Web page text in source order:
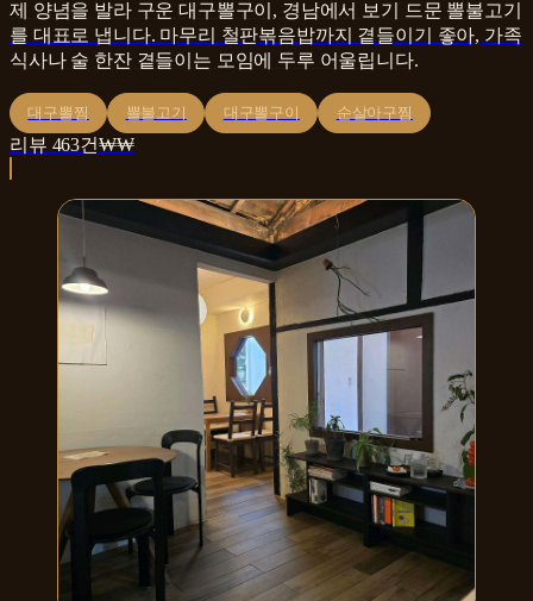
제 양념을 발라 구운 대구뽈구이, 경남에서 보기 드문 뽈불고기
를 대표로 냅니다. 마무리 철판볶음밥까지 곁들이기 좋아, 가족
식사나 술 한잔 곁들이는 모임에 두루 어울립니다.
대구뽈찜 뽈불고기 대구뽈구이 순살아구찜
리뷰 463건₩₩